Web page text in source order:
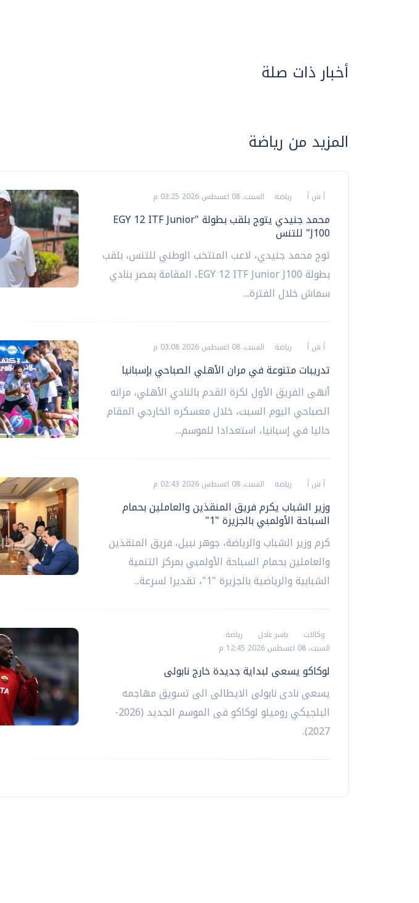
أخبار ذات صلة
المزيد من رياضة
أ ش أ رياضة السبت، 08 اغسطس 2026 03:25 م
محمد جنيدي يتوج بلقب بطولة "EGY 12 ITF Junior
J100" للتنس
توج محمد جنيدي، لاعب المنتخب الوطني للتنس، بلقب
بطولة EGY 12 ITF Junior J100، المقامة بمصر بنادي
سماش خلال الفترة...
أ ش أ رياضة السبت، 08 اغسطس 2026 03:08 م
تدريبات متنوعة في مران الأهلي الصباحي بإسبانيا
أنهى الفريق الأول لكرة القدم بالنادي الأهلي، مرانه
الصباحي اليوم السبت، خلال معسكره الخارجي المقام
حاليا في إسبانيا، استعدادا للموسم...
أ ش أ رياضة السبت، 08 اغسطس 2026 02:43 م
وزير الشباب يكرم فريق المنقذين والعاملين بحمام
السباحة الأولمبي بالجزيرة "1"
كرم وزير الشباب والرياضة، جوهر نبيل، فريق المنقذين
والعاملين بحمام السباحة الأولمبي بمركز التنمية
الشبابية والرياضية بالجزيرة "1"، تقديرا لسرعة...
وكالات ياسر عادل
رياضة
السبت، 08 اغسطس 2026 12:45 م
لوكاكو يسعى لبداية جديدة خارج نابولى
يسعى نادى نابولى الايطالى الى تسويق مهاجمه
البلجيكي روميلو لوكاكو فى الموسم الجديد (2026-
2027).